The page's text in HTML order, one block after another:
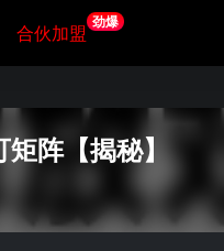
合伙加盟 劲爆
阵【揭秘】